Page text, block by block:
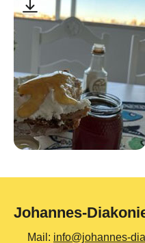
Johannes-
Mail: info@johannes-